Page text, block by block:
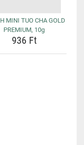
MINI TUO CHA GOLD
PREMIUM, 10g
936 Ft